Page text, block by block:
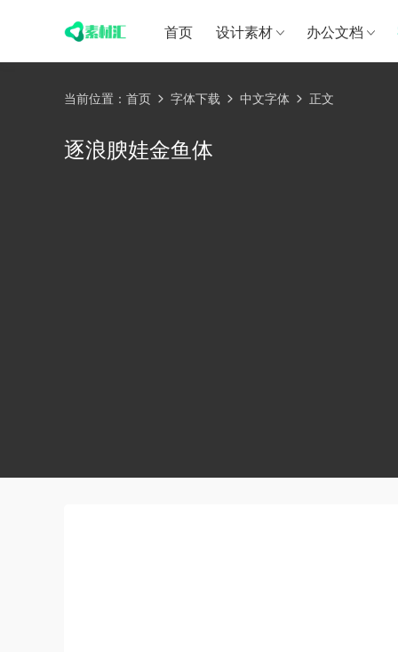
首页 设计素材 办公文档
当前位置： 首页 字体下载 中文字体 正文
逐浪腴娃金鱼体